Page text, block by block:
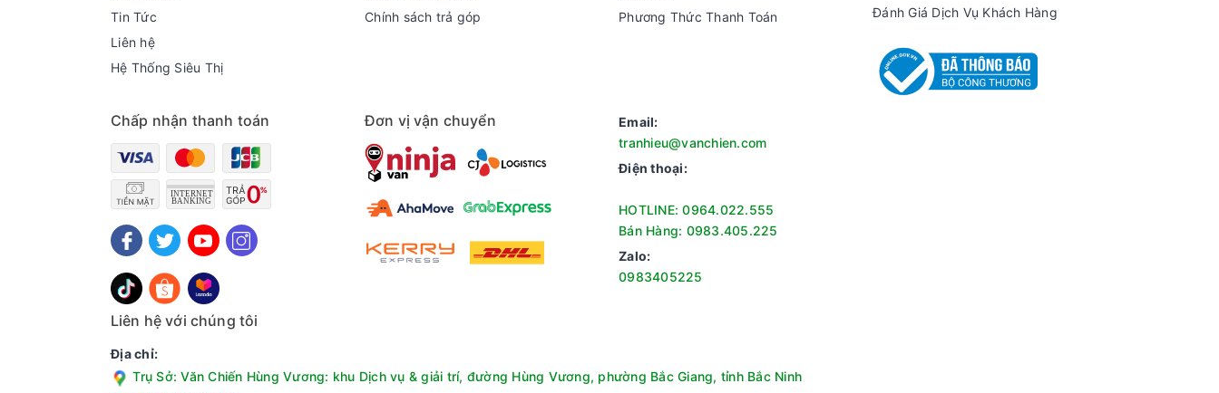
Tin Tức
Liên hệ
Hệ Thống Siêu Thị
Chính sách trả góp
Phương Thức Thanh Toán
Đánh Giá Dịch Vụ Khách Hàng
Chấp nhận thanh toán Đơn vị vận chuyển
Email:
tranhieu@vanchien.com
Điện thoại:
HOTLINE: 0964.022.555
Bán Hàng: 0983.405.225
Zalo:
0983405225
Liên hệ với chúng tôi
Địa chỉ:
Trụ Sở: Văn Chiến Hùng Vương: khu Dịch vụ & giải trí, đường Hùng Vương, phường Bắc Giang, tỉnh Bắc Ninh